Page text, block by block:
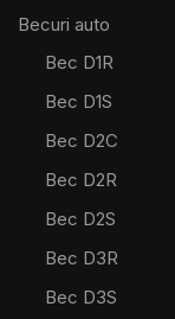
Becuri auto
Bec D1R
Bec D1S
Bec D2C
Bec D2R
Bec D2S
Bec D3R
Bec D3S